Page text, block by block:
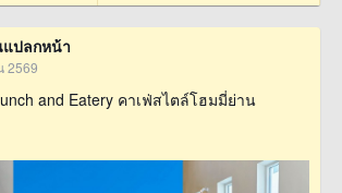
ปลกหน้า
2569
and Eatery คาเฟ่สไตล์โฮมมี่ย่าน